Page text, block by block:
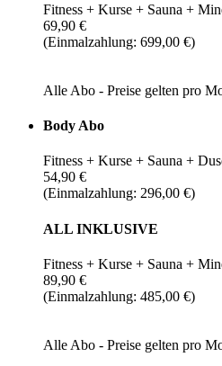
Fitness + Kurse + Sauna +
69,90 €
(Einmalzahlung: 699,00 €)
Alle Abo - Preise gelten pro
Body Abo
Fitness + Kurse + Sauna +
54,90 €
(Einmalzahlung: 296,00 €)
ALL INKLUSIVE
Fitness + Kurse + Sauna +
89,90 €
(Einmalzahlung: 485,00 €)
Alle Abo - Preise gelten pro